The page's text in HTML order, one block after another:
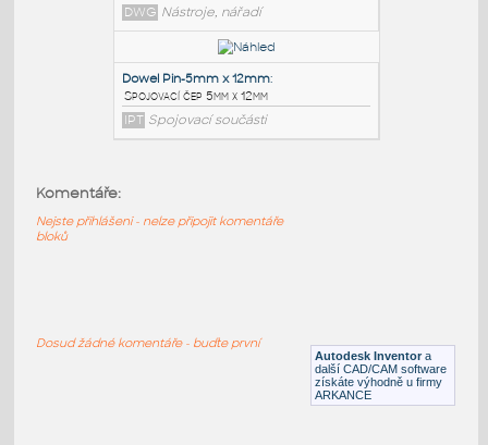
Čep zvedací
IPT Pohybové součásti
DWG
Nástroje, nářadí
Autodesk Inventor a
další CAD/CAM software
získáte výhodně u firmy
ARKANCE
Komentáře:
Nejste přihlášeni - nelze připojit komentáře
bloků
Dosud žádné komentáře - buďte první